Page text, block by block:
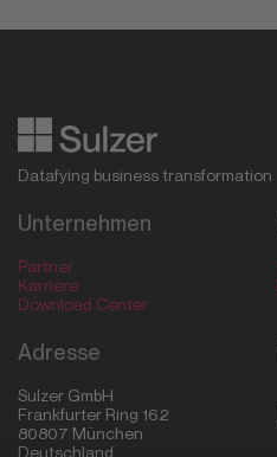
Datafying business transformation
Unternehmen
Partner
Karriere
Download Center
Adresse
Sulzer GmbH
Frankfurter Ring 162
80807 München
Deutschland